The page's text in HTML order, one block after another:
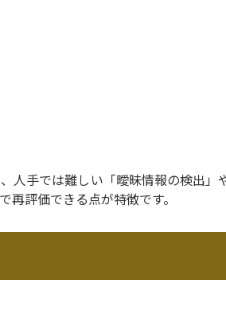
人手では難しい「曖昧情報の検出」
評価できる点が特徴です。